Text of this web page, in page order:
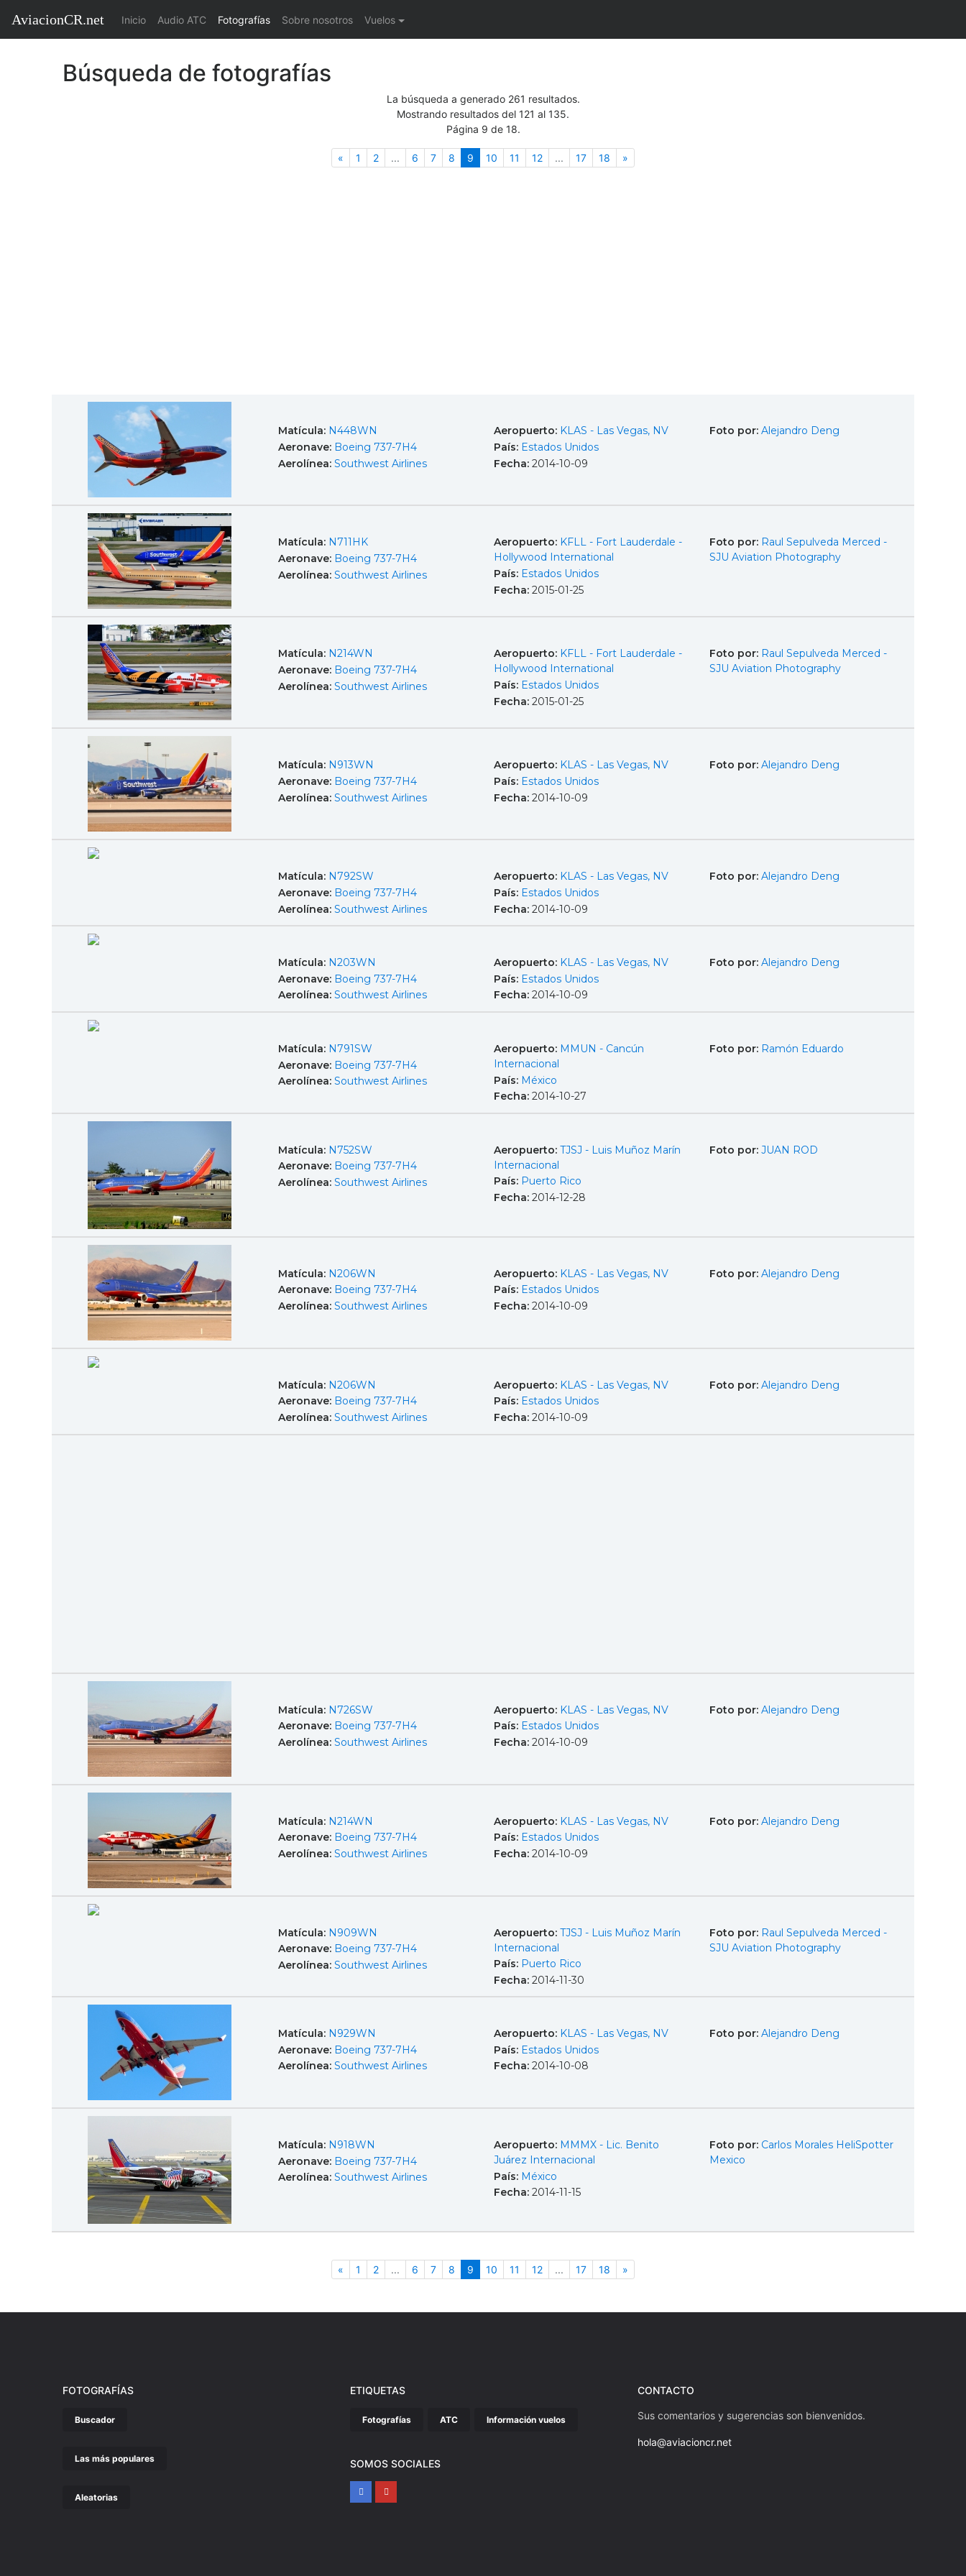
AviacionCR.net Inicio(current)
Audio ATC Fotografías Sobre nosotros Vuelos
Búsqueda de fotografías
La búsqueda a generado 261 resultados.
Mostrando resultados del 121 al 135.
Página 9 de 18.
« Anterior
1 2 ... 6 7 8 9 (actual)
10 11 12 ... 17 18 »
Matícula: N448WN
Aeronave: Boeing 737-7H4
Aerolínea: Southwest Airlines
Aeropuerto: KLAS - Las Vegas, NV
País: Estados Unidos
Fecha: 2014-10-09
Foto por: Alejandro Deng
Matícula: N711HK
Aeronave: Boeing 737-7H4
Aerolínea: Southwest Airlines
Aeropuerto: KFLL - Fort Lauderdale -
Hollywood International
País: Estados Unidos
Fecha: 2015-01-25
Foto por: Raul Sepulveda Merced -
SJU Aviation Photography
Matícula: N214WN
Aeronave: Boeing 737-7H4
Aerolínea: Southwest Airlines
Aeropuerto: KFLL - Fort Lauderdale -
Hollywood International
País: Estados Unidos
Fecha: 2015-01-25
Foto por: Raul Sepulveda Merced -
SJU Aviation Photography
Matícula: N913WN
Aeronave: Boeing 737-7H4
Aerolínea: Southwest Airlines
Aeropuerto: KLAS - Las Vegas, NV
País: Estados Unidos
Fecha: 2014-10-09
Foto por: Alejandro Deng
Matícula: N792SW
Aeronave: Boeing 737-7H4
Aerolínea: Southwest Airlines
Aeropuerto: KLAS - Las Vegas, NV
País: Estados Unidos
Fecha: 2014-10-09
Foto por: Alejandro Deng
Matícula: N203WN
Aeronave: Boeing 737-7H4
Aerolínea: Southwest Airlines
Aeropuerto: KLAS - Las Vegas, NV
País: Estados Unidos
Fecha: 2014-10-09
Foto por: Alejandro Deng
Matícula: N791SW
Aeronave: Boeing 737-7H4
Aerolínea: Southwest Airlines
Aeropuerto: MMUN - Cancún
Internacional
País: México
Fecha: 2014-10-27
Foto por: Ramón Eduardo
Matícula: N752SW
Aeronave: Boeing 737-7H4
Aerolínea: Southwest Airlines
Aeropuerto: TJSJ - Luis Muñoz Marín
Internacional
País: Puerto Rico
Fecha: 2014-12-28
Foto por: JUAN ROD
Matícula: N206WN
Aeronave: Boeing 737-7H4
Aerolínea: Southwest Airlines
Aeropuerto: KLAS - Las Vegas, NV
País: Estados Unidos
Fecha: 2014-10-09
Foto por: Alejandro Deng
Matícula: N206WN
Aeronave: Boeing 737-7H4
Aerolínea: Southwest Airlines
Aeropuerto: KLAS - Las Vegas, NV
País: Estados Unidos
Fecha: 2014-10-09
Foto por: Alejandro Deng
Matícula: N726SW
Aeronave: Boeing 737-7H4
Aerolínea: Southwest Airlines
Aeropuerto: KLAS - Las Vegas, NV
País: Estados Unidos
Fecha: 2014-10-09
Foto por: Alejandro Deng
Matícula: N214WN
Aeronave: Boeing 737-7H4
Aerolínea: Southwest Airlines
Aeropuerto: KLAS - Las Vegas, NV
País: Estados Unidos
Fecha: 2014-10-09
Foto por: Alejandro Deng
Matícula: N909WN
Aeronave: Boeing 737-7H4
Aerolínea: Southwest Airlines
Aeropuerto: TJSJ - Luis Muñoz Marín
Internacional
País: Puerto Rico
Fecha: 2014-11-30
Foto por: Raul Sepulveda Merced -
SJU Aviation Photography
Matícula: N929WN
Aeronave: Boeing 737-7H4
Aerolínea: Southwest Airlines
Aeropuerto: KLAS - Las Vegas, NV
País: Estados Unidos
Fecha: 2014-10-08
Foto por: Alejandro Deng
Matícula: N918WN
Aeronave: Boeing 737-7H4
Aerolínea: Southwest Airlines
Aeropuerto: MMMX - Lic. Benito
Juárez Internacional
País: México
Fecha: 2014-11-15
Foto por: Carlos Morales HeliSpotter
Mexico
« Anterior
1 2 ... 6 7 8 9 (actual)
10 11 12 ... 17 18 »
FOTOGRAFÍAS
Buscador
Las más populares
Aleatorias
ETIQUETAS
Fotografías ATC Información vuelos
SOMOS SOCIALES
CONTACTO
Sus comentarios y sugerencias son bienvenidos.
hola@aviacioncr.net